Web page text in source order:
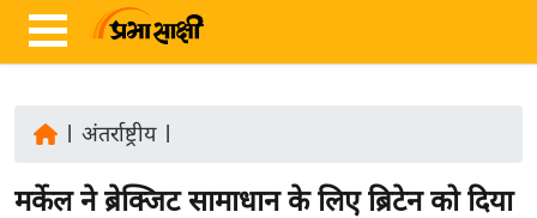
ज़ा
अंतर्राष्ट्रीय|
मर्केल ने ब्रेक्जिट सामाधान के लिए ब्रिटेन को दिया